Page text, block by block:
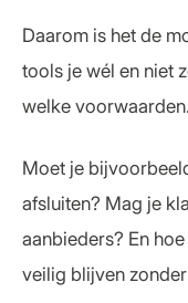
Daarom is het de
tools je wél en niet
welke voorwaarden.
Moet je
afsluiten? Mag je
aanbieders? En
veilig blijven